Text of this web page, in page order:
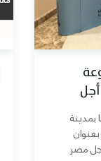
بمدينة
السخنة في الفترة من 17 – 20 يناير 2018 بعنوان
مصر